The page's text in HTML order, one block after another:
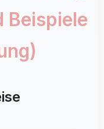
Beispiele